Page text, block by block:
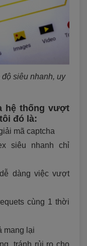
siêu nhanh, uy
hệ thống vượt
đó là:
mã captcha
siêu nhanh chỉ
dàng việc vượt
cùng 1 thời
mang lại
tránh rủi ro cho